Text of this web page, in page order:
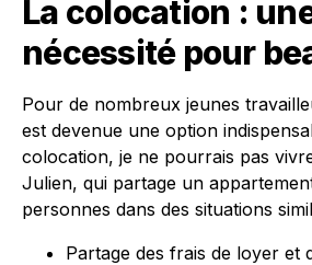
La colocation :
nécessité pour
Pour de nombreux jeunes
est devenue une option
colocation, je ne pourrais pas
Julien, qui partage un
personnes dans des situations
Partage des frais de loyer et